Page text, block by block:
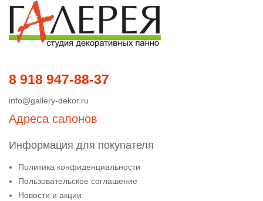
8 918 947-88-37
info@gallery-dekor.ru
Адреса салонов
Информация для покупателя
Политика конфиденциальности
Пользовательское соглашение
Новости и акции